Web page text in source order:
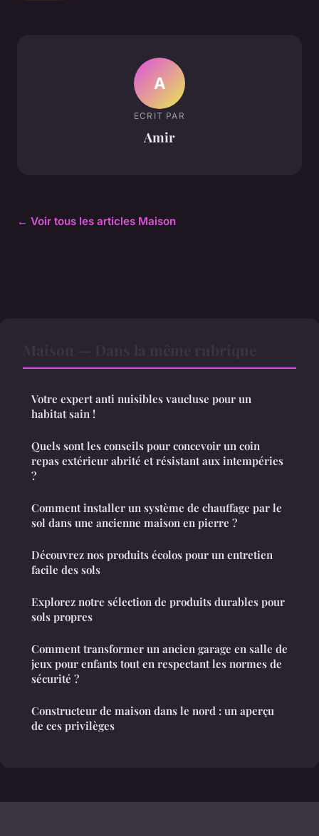
A
ECRIT PAR
Amir
← Voir tous les articles Maison
Votre expert anti nuisibles vaucluse pour un
habitat sain !
Quels sont les conseils pour concevoir un coin
repas extérieur abrité et résistant aux intempéries
?
Comment installer un système de chauffage par le
sol dans une ancienne maison en pierre ?
Découvrez nos produits écolos pour un entretien
facile des sols
Explorez notre sélection de produits durables pour
sols propres
Comment transformer un ancien garage en salle de
jeux pour enfants tout en respectant les normes de
sécurité ?
Constructeur de maison dans le nord : un aperçu
de ces privilèges